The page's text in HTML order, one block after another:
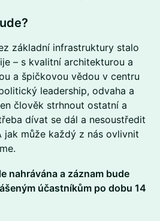
základní infrastruktury stalo
– s kvalitní architekturou a
a špičkovou vědou v centru
leadership, odvaha a
člověk strhnout ostatní a
dívat se dál a nesoustředit
jak může každý z nás ovlivnit
nahrávána a záznam bude
účastníkům po dobu 14